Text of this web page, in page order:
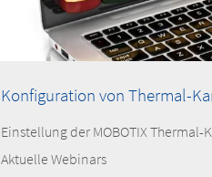
Konfiguration von Thermal-
Einstellung der MOBOTIX Thermal-
Aktuelle Webinars